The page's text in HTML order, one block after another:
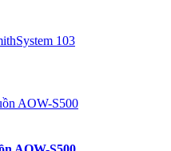
System 103